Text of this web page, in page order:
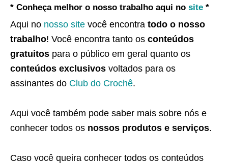
* Conheça melhor o nosso trabalho aqui no site *
Aqui no nosso site você encontra todo o nosso
trabalho! Você encontra tanto os conteúdos
gratuitos para o público em geral quanto os
conteúdos exclusivos voltados para os
assinantes do Club do Crochê.
Aqui você também pode saber mais sobre nós e
conhecer todos os nossos produtos e serviços.
Caso você queira conhecer todos os conteúdos